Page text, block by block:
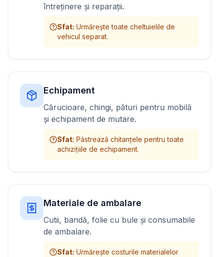
întreținere și reparații.
Sfat: Urmărește toate cheltuielile de
vehicul separat.
Echipament
Cărucioare, chingi, pături pentru mobilă
și echipament de mutare.
Sfat: Păstrează chitanțele pentru toate
achizițiile de echipament.
Materiale de ambalare
Cutii, bandă, folie cu bule și consumabile
de ambalare.
Sfat: Urmărește costurile materialelor